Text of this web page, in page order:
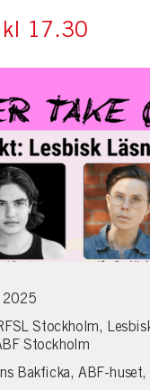
17.30
Stockholm,
Stockholm
Bakficka, ABF-huset,